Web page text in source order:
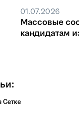
01.07.2026
Массовые
кандидатам
Сетке